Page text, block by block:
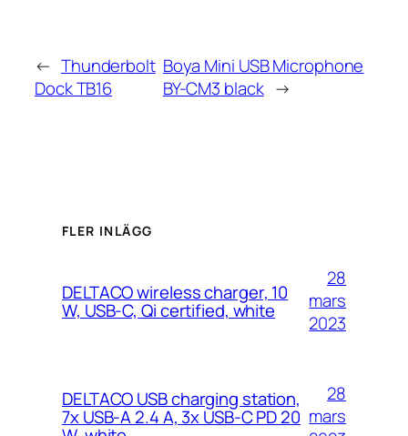
← Thunderbolt
Dock TB16
Boya Mini USB Microphone
BY-CM3 black →
FLER INLÄGG
DELTACO wireless charger, 10
W, USB-C, Qi certified, white
28
mars
2023
DELTACO USB charging station,
7x USB-A 2.4 A, 3x USB-C PD 20
28
mars